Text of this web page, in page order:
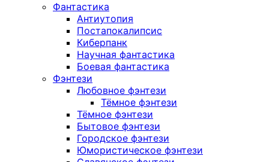
Фантастика
Антиутопия
Постапокалипсис
Киберпанк
Научная фантастика
Боевая фантастика
Фэнтези
Любовное фэнтези
Тёмное фэнтези
Тёмное фэнтези
Бытовое фэнтези
Городское фэнтези
Юмористическое фэнтези